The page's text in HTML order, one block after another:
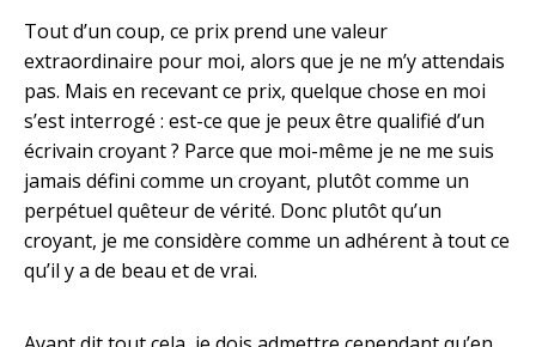
Tout d’un coup, ce prix prend une valeur
extraordinaire pour moi, alors que je ne m’y attendais
pas. Mais en recevant ce prix, quelque chose en moi
s’est interrogé : est-ce que je peux être qualifié d’un
écrivain croyant ? Parce que moi-même je ne me suis
jamais défini comme un croyant, plutôt comme un
perpétuel quêteur de vérité. Donc plutôt qu’un
croyant, je me considère comme un adhérent à tout ce
qu’il y a de beau et de vrai.